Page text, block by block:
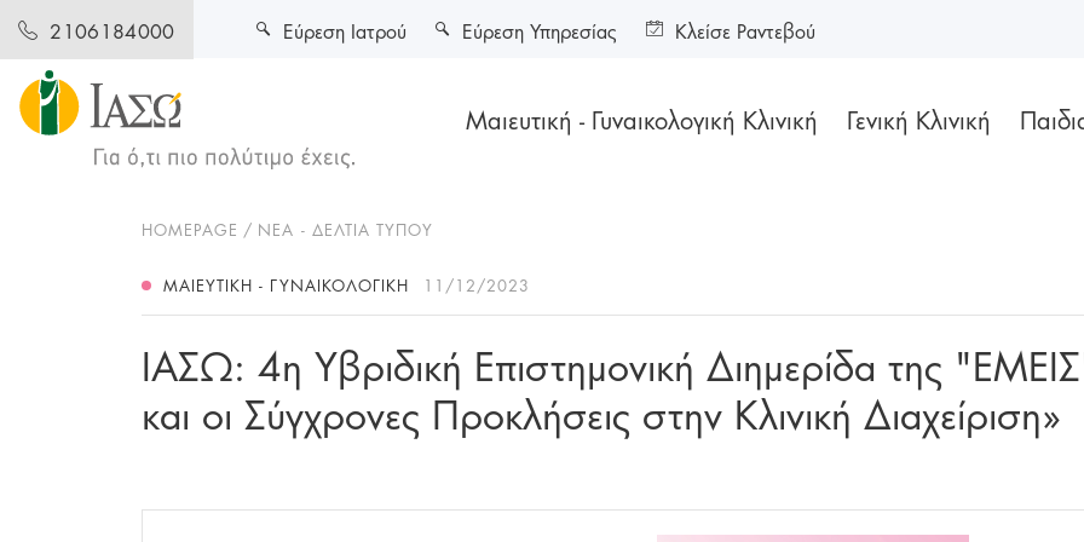
2106184000
Μαιευτική - Γυναικολογική Κλινική Γενική Κλινική
Εύρεση Ιατρού Εύρεση Υπηρεσίας Κλείσε Ραντεβού
HOMEPAGE ΝΕΑ - ΔΕΛΤΙΑ ΤΥΠΟΥ
ΜΑΙΕΥΤΙΚΉ - ΓΥΝΑΙΚΟΛΟΓΙΚΉ 11/12/2023
ΙΑΣΩ: 4η Υβριδική Επιστημονική Διημερίδα της
και οι Σύγχρονες Προκλήσεις στην Κλινική Διαχείριση»